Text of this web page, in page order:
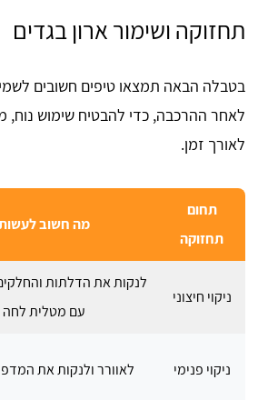
תחזוקה ושימור ארון בגדים
בטבלה הבאה תמצאו טיפים חשובים
לאחר ההרכבה, כדי להבטיח שימוש נוח,
לאורך זמן.
תחום
תחזוקה
מה חשוב
ניקוי חיצוני
לנקות את הדלתות והחלקים
עם מטלית לחה
ניקוי פנימי לאוורר ולנקות את